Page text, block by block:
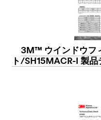
3M™ ウインドウフ
ト/SH15MACR-I 製